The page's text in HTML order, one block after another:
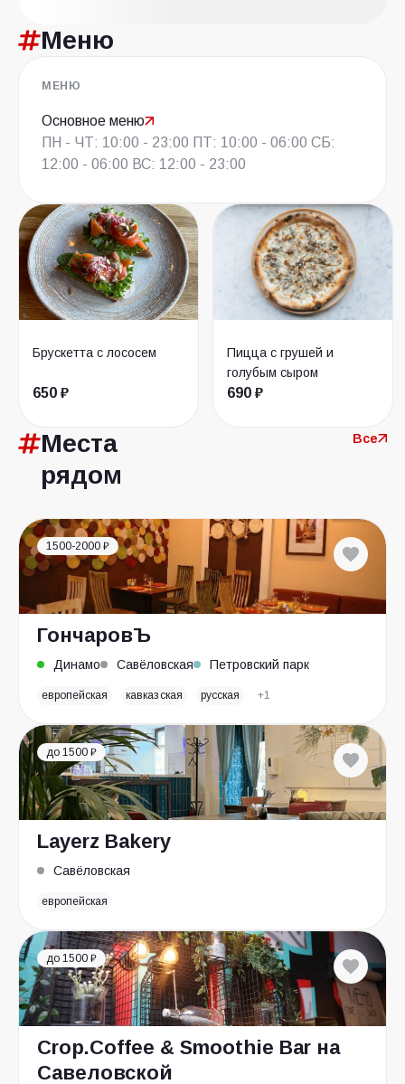
Меню
МЕНЮ
Основное меню
ПН - ЧТ: 10:00 - 23:00 ПТ: 10:00 - 06:00 СБ:
12:00 - 06:00 ВС: 12:00 - 23:00
Брускетта с лососем
650 ₽
Пицца с грушей и
голубым сыром
690 ₽
Места
рядом
Все
1500-2000 ₽
ГончаровЪ
Динамо Савёловская Петровский парк
европейская кавказская русская +1
до 1500 ₽
Layerz Bakery
Савёловская
европейская
до 1500 ₽
Crop.Coffee & Smoothie Bar на
Савеловской